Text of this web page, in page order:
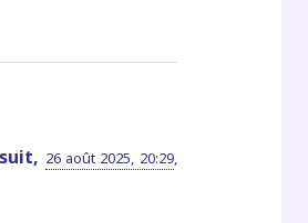
26 août 2025, 20:29,